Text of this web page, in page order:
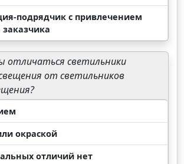
подрядчик с привлечением
заказчика
отличаться светильники
от светильников
окраской
отличий нет